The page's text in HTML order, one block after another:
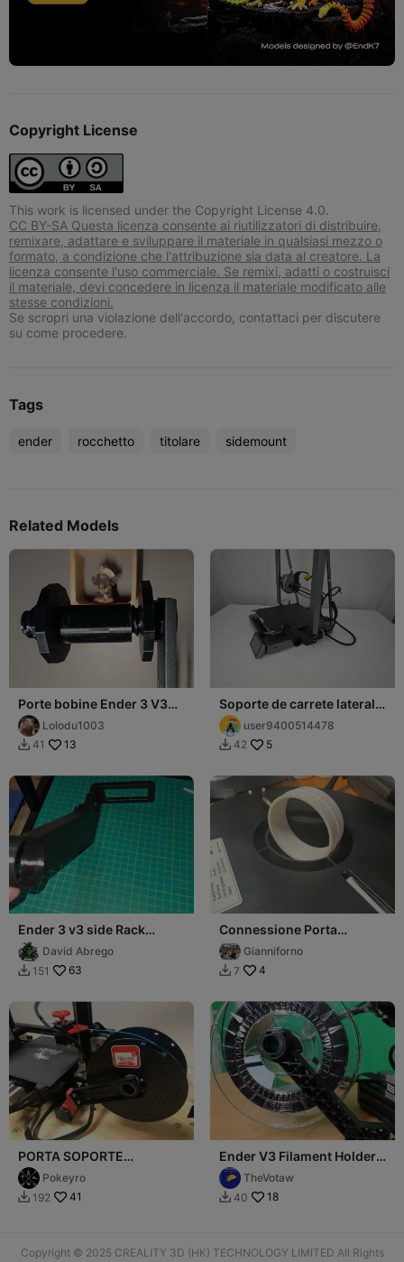
Copyright License
This work is licensed under the Copyright License 4.0.
CC BY-SA Questa licenza consente ai riutilizzatori di distribuire,
remixare, adattare e sviluppare il materiale in qualsiasi mezzo o
formato, a condizione che l'attribuzione sia data al creatore. La
licenza consente l'uso commerciale. Se remixi, adatti o costruisci
il materiale, devi concedere in licenza il materiale modificato alle
stesse condizioni.
Se scropri una violazione dell'accordo, contattaci per discutere
su come procedere.
Tags
ender rocchetto titolare sidemount
Related Models
Porte bobine Ender 3 V3
KE/SELolodu1003
 41 13
Soporte de carrete lateral
para Ender 3 ve
user9400514478
 42 5
Ender 3 v3 side Rack
Holder (Spool holder)
David Abrego
 151 63
Connessione Porta
Filamento per ENDER PLA
Value Pack
Gianniforno
 7 4
PORTA SOPORTE
FILAMENTO ENDER 3-
3PROPokeyro
 192 41
Ender V3 Filament Holder
foldable side mount
TheVotaw
 40 18
Copyright © 2025 CREALITY 3D (HK) TECHNOLOGY LIMITED All Rights